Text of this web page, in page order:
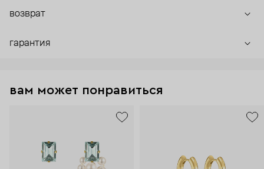
возврат
гарантия
вам может понравиться